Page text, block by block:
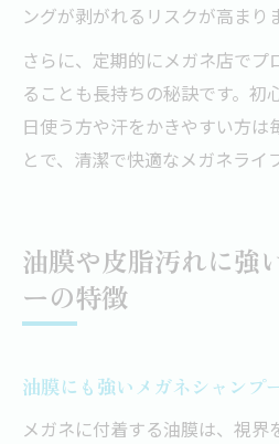
ングが剥がれるリスクが高まり
さらに、定期的にメガネ店でプ
ることも長持ちの秘訣です。初
日使う方や汗をかきやすい方は
とで、清潔で快適なメガネライ
油膜や皮脂汚れに強
ーの特徴
油膜にも強いメガネシャンプ
メガネに付着する油膜は、視界